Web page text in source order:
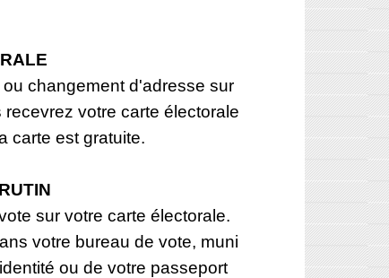
changement d'adresse sur
votre carte électorale
carte est gratuite.
sur votre carte électorale.
votre bureau de vote, muni
ou de votre passeport